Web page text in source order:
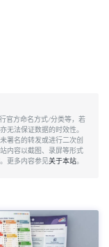
官方命名方式/分类等，若
无法保证数据的时效性。
署名的转发或进行二次创
内容以截图、录屏等形式
更多内容参见关于本站。